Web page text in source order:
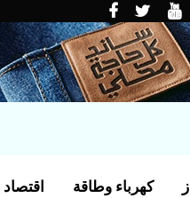
اقتصاد كهرباء وطاقة